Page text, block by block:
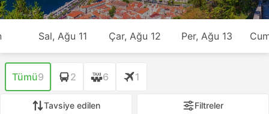
Sal, Ağu 11 Çar, Ağu 12 Per, Ağu 13
Tümü9 2 6 1
Tavsiye edilen Filtreler